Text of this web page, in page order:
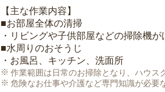
【主な作業内容】
■お部屋全体の清掃
・リビングや子供部屋などの掃除機
■水周りのおそうじ
・お風呂、キッチン、洗面所
作業範囲は日常のお掃除となり、ハウス
危険なお仕事や介護など専門知識が必要